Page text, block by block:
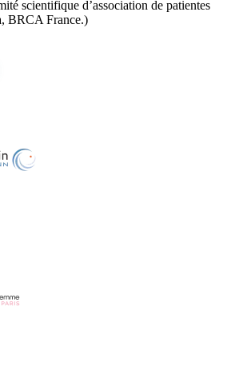
scientifique d’association de patientes
BRCA France.)